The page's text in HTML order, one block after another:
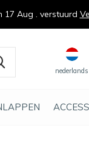
nederlands
Aug . verstuurd